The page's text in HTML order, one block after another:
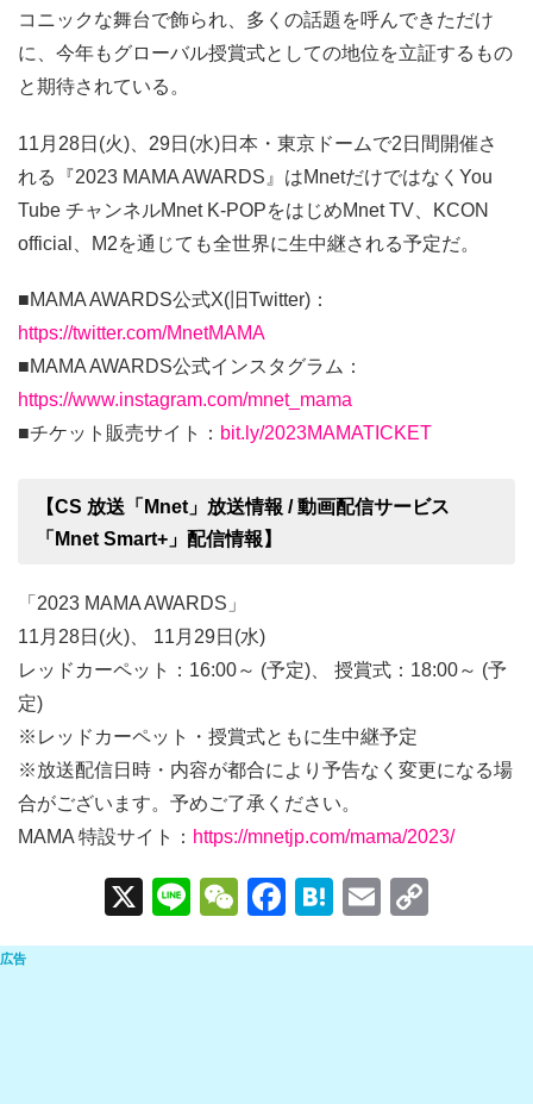
コニックな舞台で飾られ、多くの話題を呼んできただけ
に、今年もグローバル授賞式としての地位を立証するもの
と期待されている。
11月28日(火)、29日(水)日本・東京ドームで2日間開催さ
れる『2023 MAMA AWARDS』はMnetだけではなくYou
Tube チャンネルMnet K-POPをはじめMnet TV、KCON
official、M2を通じても全世界に生中継される予定だ。
■MAMA AWARDS公式X(旧Twitter)：
https://twitter.com/MnetMAMA
■MAMA AWARDS公式インスタグラム：
https://www.instagram.com/mnet_mama
■チケット販売サイト： bit.ly/2023MAMATICKET
【CS 放送「Mnet」放送情報 / 動画配信サービス
「Mnet Smart+」配信情報】
「2023 MAMA AWARDS」
11月28日(火)、 11月29日(水)
レッドカーペット：16:00～ (予定)、 授賞式：18:00～ (予
定)
※レッドカーペット・授賞式ともに生中継予定
※放送配信日時・内容が都合により予告なく変更になる場
合がございます。予めご了承ください。
MAMA 特設サイト： https://mnetjp.com/mama/2023/
X
Li
n
W
e
F
a
H
at
E
m o